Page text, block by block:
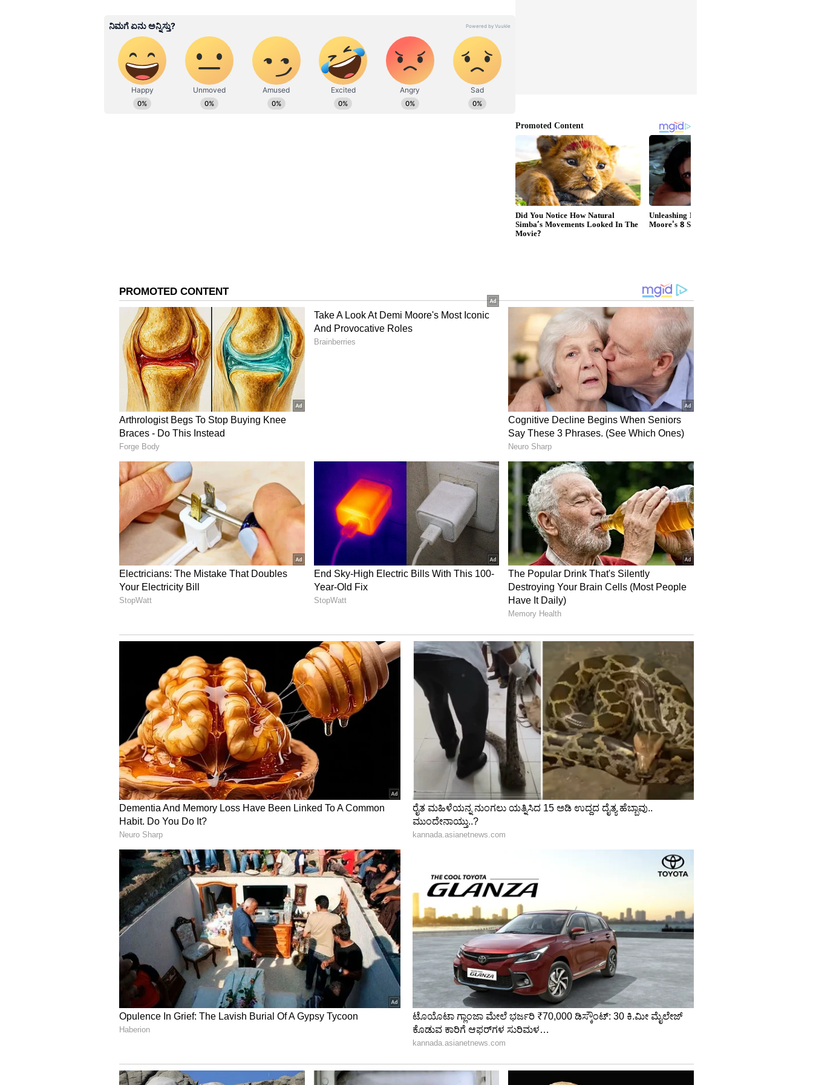
ಇತ್ತೀಚಿನ ಮಾಹಿತಿಯ ಪ್ರಕಾರ, ಶುಭೇಂದು ಅಧಿಕಾರಿ ಸೇರಿದಂತೆ ಐವರು ಬಿಜೆಪಿ ಶಾಸಕರನ್ನು ವಿಧಾನಸಭೆಯಿಂದ
ಅಮಾನತುಗೊಳಿಸಲಾಗಿದೆ. ಅಮಾನತುಗೊಂಡಿರುವ ಶಾಸಕರ ಹೆಸರುಗಳಲ್ಲಿ ಶುಭೇಂದು ಅಧಿಕಾರಿ, ಮನೋಜ್
ತಿಗ್ಗಾ, ನರಹರಿ ಮಹತೋ, ಶಂಕರ್ ಘೋಷ್, ದೀಪಕ್ ಬರ್ಮನ್ ಎನ್ನಲಾಗಿದೆ. ಮುಂದಿನ ಆದೇಶದವರೆಗೆ
ಅವರನ್ನು ಅಮಾನತುಗೊಳಿಸಲಾಗಿದೆ.
ಇಂದು ಬಂಗಾಳ ವಿಧಾನಸಭೆಯ ಬಜೆಟ್ ಅಧಿವೇಶನದ ಕೊನೆಯ ದಿನವಾಗಿತ್ತು. ಹಲ್ಲೆ ಆರೋಪದ ನಂತರ ಬಿಜೆಪಿ
Birbhum Violence ಸಿಬಿಐ ತನಿಖೆಗೆ ಆದೇಶ ನೀಡಿದ ಕಲ್ಕತ್ತಾ ಹೈಕೋರ್ಟ್!
ವಿಧಾನಸಭೆಯ ಹೊರಗೆ ನಡೆದ ಪ್ರತಿಭಟನೆಯಲ್ಲಿ ಟಿಎಂಸಿ ಶಾಸಕರು ನನ್ನನ್ನು ತಳ್ಳಿದ್ದಯ ಮಾತ್ರವಲ್ಲದೆ, ಕೈ
ಮಾಡಿದ್ದಾರೆ ಎಂದು ಬಿಜೆಪಿ ಶಾಸಕ ಮನೋಜ್ ತಿಗ್ಗಾ ಆರೋಪಿಸಿದ್ದಾರೆ. ತಮ್ಮ ಅಂಗಿಯನ್ನೂ ಹರಿಯುವ
ಪ್ರಯತ್ನ ಮಾಡಿದ್ದಾರೆ. ಇದಾದ ನಂತರ ಬಿಜೆಪಿ ಶಾಸಕ ಮತ್ತು ಬಂಗಾಳ ವಿಧಾನಸಭೆಯ ವಿರೋಧ ಪಕ್ಷದ
ನಾಯಕ ಶುಭೇಂದು ಅಧಿಕಾರಿ ವಿಧಾನಸಭೆಯ ಹೊರಗೆ ಘೋಷಣೆಗಳನ್ನು ಕೂಗಿದರು.
Birbhum Violence: ಬಂಗಾಳ ಹತ್ಯಾಕಾಂಡದ ಪ್ರಮುಖ ಆರೋಪಿ ಸೆರೆ
ದ್ದಲದ ನಂತರ ಬಿಜೆಪಿ ನಾಯಕರು ಸಿಎಂ ಮಮತಾ ಬ್ಯಾನರ್ಜಿ ವಿರುದ್ಧ ವಾಗ್ದಾಳಿ ನಡೆಸಿದ್ದಾರೆ. ಬಂಗಾಳದ
ರಾಜಕೀಯದಲ್ಲಿ ಇದೊಂದು ಅವಮಾನದ ದಿನ ಎಂದು ಬಿಜೆಪಿಯ ಹಿರಿಯ ನಾಯಕ ಬಿ.ಎಲ್.ಸಂತೋಷ್ ಟ್ವೀಟ್
ಮಾಡಿದ್ದಾರೆ. ಮಮತಾ ಬ್ಯಾನರ್ಜಿ ಸಿಎಂ ಆದ ನಂತರ ಬಂಗಾಳದದ ರಾಜಕೀಯ ಈ ಮಟ್ಟಕ್ಕೆ ಕುಸಿಯುತ್ತಿದೆ.
ಬಿರ್ಭೂಮ್‌ನಲ್ಲಿ ಎಂಟು ಜನರನ್ನು ಸಜೀವ ದಹನ ಮಾಡಿದ ಪ್ರಕರಣವನ್ನು ಗಂಭೀರವಾಗಿ ಪರಿಗಣಿಸಿದ್ದ ಕಲ್ಕತ್ತಾ
ಹೈಕೋರ್ಟ್, ಮಮತಾ ಬ್ಯಾನರ್ಜಿ ಸರ್ಕಾರವು ತನಿಖೆಯನ್ನು ಕೇಂದ್ರ ಏಜೆನ್ಸಿಗೆ ಹಸ್ತಾಂತರಿಸದಂತೆ ಮಾಡಿದ
ಮನವಿಯನ್ನು ನಿರಾಕರಿಸಿತ್ತು. ಎಸ್ ಐಟಿ ತನಿಖೆಯನ್ನು ರದ್ದು ಮಾಡಿದ ಕೋರ್ ಕೇಂದ್ರೀಯ ತನಿಖಾ ದಳಕ್ಕೆ
ಪ್ರಕರಣವನ್ನು ವರ್ಗಾವಣೆ ಮಾಡಿದೆ. ಎಂಟು ಜನ ಮಹಿಳೆಯರು ಹಾಗೂ ಮಕ್ಕಳನ್ನು ಉದ್ರಿಕ್ತ ಗುಂಪೊಂದು
ಹೊಡೆದು, ಬೆಂಕಿ ಹಚ್ಚಿ ಸುಟ್ಟುಹಾಕಿತ್ತು. ಇನ್ನೊಂದೆಡೆ ಪಶ್ಚಿಮ ಬಂಗಾಳದ ಪ್ರಮುಖ ವಿರೋಧ ಪಕ್ಷವಾಗಿರುವ
ಬಿಜೆಪಿ, ಈ ಕುರಿತಾಗಿ ಆಡಳಿತಾರೂಢ ಟಿಎಂಸಿ ಪಕ್ಷವನ್ನು ಟೀಕೆ ಮಾಡಿದ್ದು, ರಾಜಕೀಯ ಹಿಂಸಾಚಾರ ಟಿಎಂಸಿ
ನೇತೃತ್ವದಲ್ಲಿಯೇ ನಡೆದಿದೆ ಎಂದು ಆರೋಪ ಮಾಡಿದೆ. ಇನ್ನೊಂದೆಡೆ ಮಮತಾ ಬ್ಯಾನರ್ಜಿ ಈ ಘಟನೆಯ ಹಿಂದೆ
ದೊಡ್ಡ ಘಟನೆ ನಡೆದಿರುವ ಸಾಧ್ಯತೆ ಇದೆ ಎಂದು ಹೇಳಿದ್ದಾರೆ.